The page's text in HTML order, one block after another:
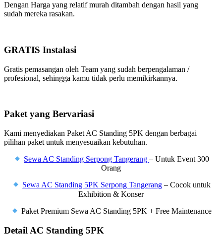
Dengan Harga yang relatif murah ditambah dengan hasil yang
sudah mereka rasakan.
GRATIS Instalasi
Gratis pemasangan oleh Team yang sudah berpengalaman /
profesional, sehingga kamu tidak perlu memikirkannya.
Paket yang Bervariasi
Kami menyediakan Paket AC Standing 5PK dengan berbagai
pilihan paket untuk menyesuaikan kebutuhan.
Sewa AC Standing Serpong Tangerang– Untuk Event 300
Orang
Sewa AC Standing 5PK Serpong Tangerang – Cocok untuk
Exhibition & Konser
Paket Premium Sewa AC Standing 5PK + Free Maintenance
Detail AC Standing 5PK